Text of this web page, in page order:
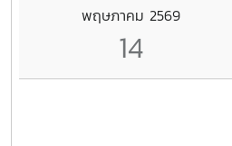
พฤษภาคม 2569
14